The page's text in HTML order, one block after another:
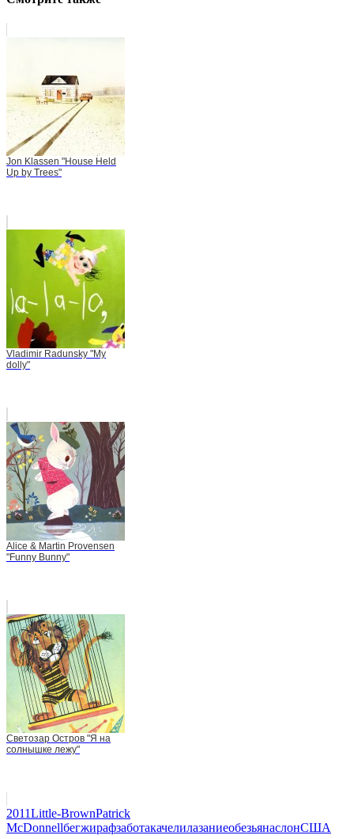
Jon Klassen "House Held
Up by Trees"
Vladimir Radunsky "My
dolly"
Alice & Martin Provensen
"Funny Bunny"
Светозар Остров "Я на
солнышке лежу"
2011Little-BrownPatrick
McDonnellбегжирафзаботакачелилазаниеобезьянаслонСША